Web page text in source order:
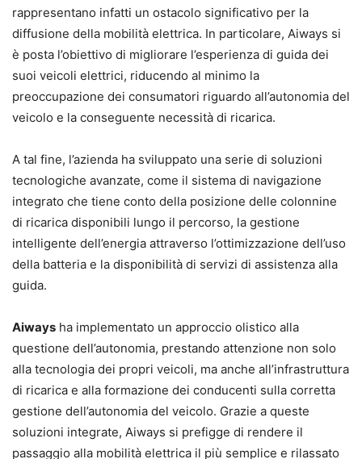
rappresentano infatti un ostacolo significativo per la
diffusione della mobilità elettrica. In particolare, Aiways si
è posta l’obiettivo di migliorare l’esperienza di guida dei
suoi veicoli elettrici, riducendo al minimo la
preoccupazione dei consumatori riguardo all’autonomia del
veicolo e la conseguente necessità di ricarica.
A tal fine, l’azienda ha sviluppato una serie di soluzioni
tecnologiche avanzate, come il sistema di navigazione
integrato che tiene conto della posizione delle colonnine
di ricarica disponibili lungo il percorso, la gestione
intelligente dell’energia attraverso l’ottimizzazione dell’uso
della batteria e la disponibilità di servizi di assistenza alla
guida.
Aiways ha implementato un approccio olistico alla
questione dell’autonomia, prestando attenzione non solo
alla tecnologia dei propri veicoli, ma anche all’infrastruttura
di ricarica e alla formazione dei conducenti sulla corretta
gestione dell’autonomia del veicolo. Grazie a queste
soluzioni integrate, Aiways si prefigge di rendere il
passaggio alla mobilità elettrica il più semplice e rilassato